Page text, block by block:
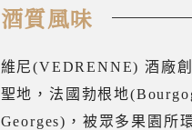
酒質風味
維尼(VEDRENNE) 酒廠
聖地，法國勃根地
Georges)，被眾多果園所